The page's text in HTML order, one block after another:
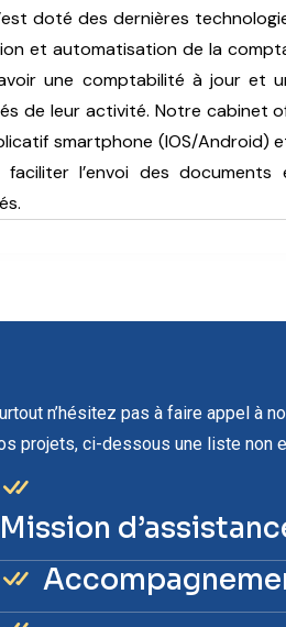
doté des dernières
et automatisation de la
une comptabilité à jour et
de leur activité. Notre cabinet
smartphone (IOS/Android)
l’envoi des documents
n’hésitez pas à faire appel à
projets, ci-dessous une liste non
Mission